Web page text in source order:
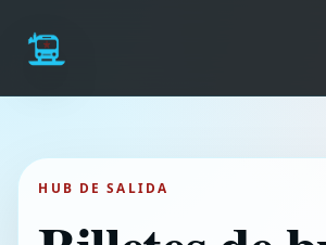
HUB DE SALIDA